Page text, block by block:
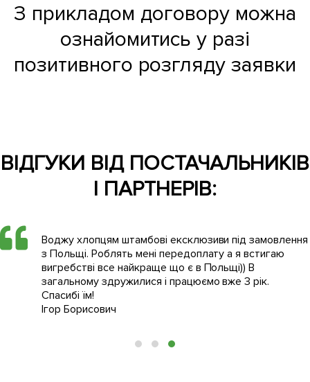
З прикладом договору можна
ознайомитись у разі
позитивного розгляду заявки
ВІДГУКИ ВІД ПОСТАЧАЛЬНИКІВ
І ПАРТНЕРІВ:
Воджу хлопцям штамбові ексклюзиви під замовлення
з Польщі. Роблять мені передоплату а я встигаю
вигребстві все найкраще що є в Польщі)) В
загальному здружилися і працюємо вже 3 рік.
Спасибі їм!
Ігор Борисович